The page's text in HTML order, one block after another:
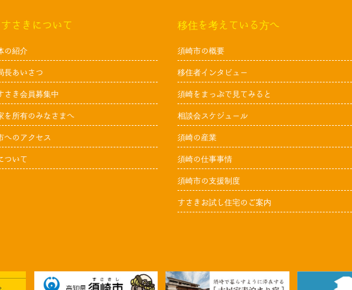
さきについて
の紹介
長あいさつ
さき会員募集中
を所有のみなさまへ
へのアクセス
ついて
移住を考えている方へ
須崎市の概要
移住者インタビュー
須崎をまっぷで見てみると
相談会スケジュール
須崎の産業
須崎の仕事事情
須崎市の支援制度
すさきお試し住宅のご案内